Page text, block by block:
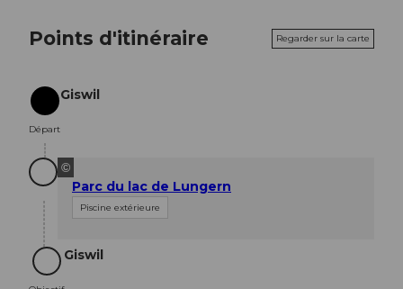
Points d'itinéraire Regarder sur la carte
Départ
Départ
Giswil
©
Parc du lac de Lungern
Piscine extérieure
Objectif
Giswil